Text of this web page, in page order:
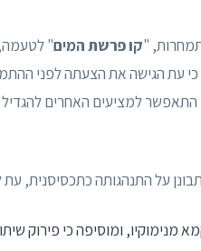
"קו פרשת המים"
עת הגישה את הצעתה לפני
התאפשר למציעים האחרים
על התנהגותה כתכסיסנית, עת
מנימוקיו, ומוסיפה כי פירוק